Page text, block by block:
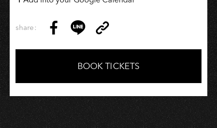
share:
on
Facebook
on
LINE
Link
Copy
BOOK TICKETS